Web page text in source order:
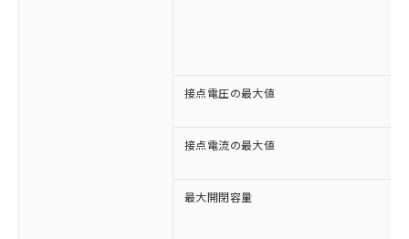
接点電圧の最大値
接点電流の最大値
最大開閉容量